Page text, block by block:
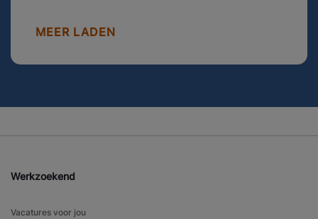
MEER LADEN
Werkzoekend
Vacatures voor jou